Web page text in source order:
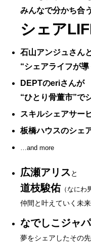
みんなで分かち合
シェア
石山アンジュさん
“シェアライフが導
DEPTのeriさんが
“ひとり骨董市”で
スキルシェアサー
板橋ハウスのシェ
…and more
広瀬アリスと
道枝駿佑 （なにわ
仲間と叶えていく未来
なでしこジャ
夢をシェアしたその先